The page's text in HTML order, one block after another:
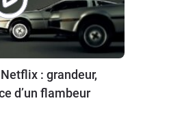
: grandeur,
d’un flambeur